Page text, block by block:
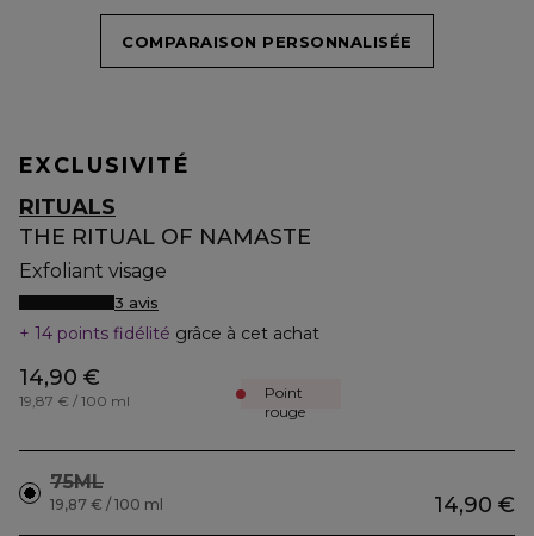
COMPARAISON PERSONNALISÉE
EXCLUSIVITÉ
RITUALS
THE RITUAL OF NAMASTE
Exfoliant visage
3 avis
14 points fidélité grâce à cet achat
14,90 €
19,87 € / 100 ml
Point
rouge
75ML
14,90 €
19,87 € / 100 ml